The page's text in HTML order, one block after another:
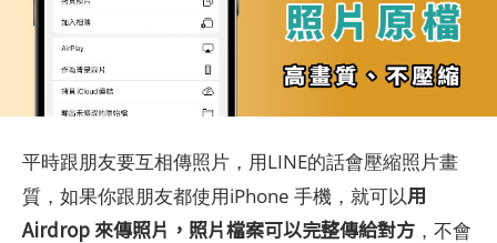
平時跟朋友要互相傳照片，用LINE的話會壓縮照片畫
質，如果你跟朋友都使用iPhone 手機，就可以用
Airdrop 來傳照片，照片檔案可以完整傳給對方 ，不會